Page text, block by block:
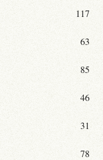
117
63
85
46
31
78